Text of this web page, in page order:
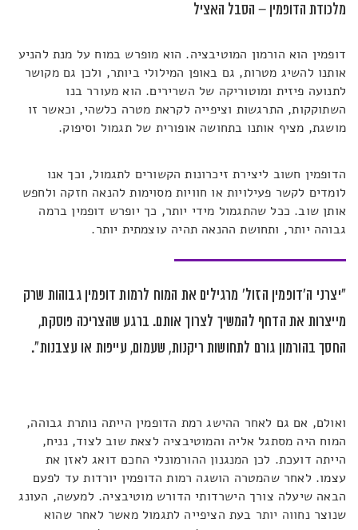
מלכודת הדופמין – הסבל האציל
דופמין הוא הורמון המוטיבציה. הוא מופרש במוח על מנת להניע
אותנו להשיג מטרות, גם באופן המילולי ביותר, ולכן גם מקושר
לתנועה פיזית ומוטוריקה של השרירים. הוא מעורר בנו
השתוקקות, התרגשות וציפייה לקראת מטרה כלשהי, וכאשר זו
מושגת, מציף אותנו בתחושה אופורית של תגמול וסיפוק.
הדופמין חשוב ליצירת זיכרונות הקשורים לתגמול, וכך אנו
לומדים לקשר פעילויות או חוויות מסוימות להנאה חזקה ולחפש
אותן שוב. ככל שהתגמול מידי יותר, כך יופרש דופמין ברמה
גבוהה יותר, ותחושת ההנאה תהיה עוצמתית יותר.
"יצרני ה'דופמין הזול' מרגילים את המוח לרמות דופמין גבוהות שרק
מייצרות את הדחף להמשיך לצרוך אותם. ברגע שהצריכה פוסקת,
החסך בהורמון גורם לתחושות ריקנות, שעמום, עייפות או עצבנות".
ואולם, אם גם לאחר ההישג רמת הדופמין הייתה נותרת גבוהה,
המוח היה מסתגל אליה והמוטיבציה לצאת שוב לצוד, נניח,
הייתה דועכת. לכן המנגנון ההורמונלי החכם דואג לאזן את
עצמו. לאחר שהמטרה הושגה רמות הדופמין יורדות עד לפעם
הבאה שיעלה צורך הישרדותי הדורש מוטיבציה. למעשה, העונג
שנוצר נחווה יותר בעת הציפייה לתגמול מאשר לאחר שהוא